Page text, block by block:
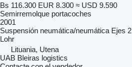
Bs 116.300 EUR 8.300 ≈ USD 9.590
Semirremolque portacoches
2001
Suspensión neumática/neumática Ejes 2
Lohr
Lituania, Utena
UAB Bleiras logistics